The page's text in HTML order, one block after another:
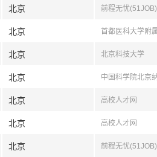
北京 前程无忧(51JOB)
北京
北京 北京科技大学
北京
北京 高校人才网
北京 高校人才网
北京 前程无忧(51JOB)